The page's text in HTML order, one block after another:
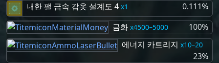
내한 팰 금속 갑옷 설계도 4
1
0.111%
금화 4500–5000
100%
에너지 카트리지
10–20
23%